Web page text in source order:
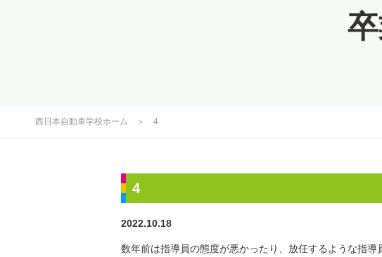
西日本自動車学校ホーム ＞ 4
4
2022.10.18
数年前は指導員の態度が悪かったり、放任するような指導